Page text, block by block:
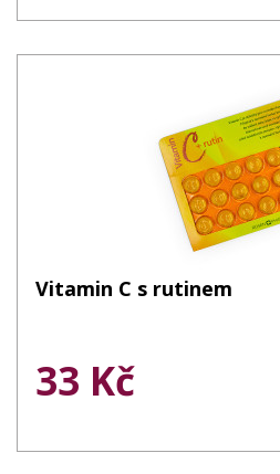
Vitamin C s rutinem
33 Kč